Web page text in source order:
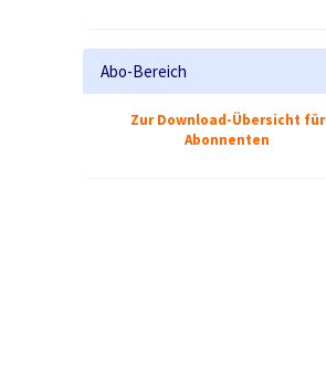
Abo-Bereich
Zur Download-Übersicht für
Abonnenten